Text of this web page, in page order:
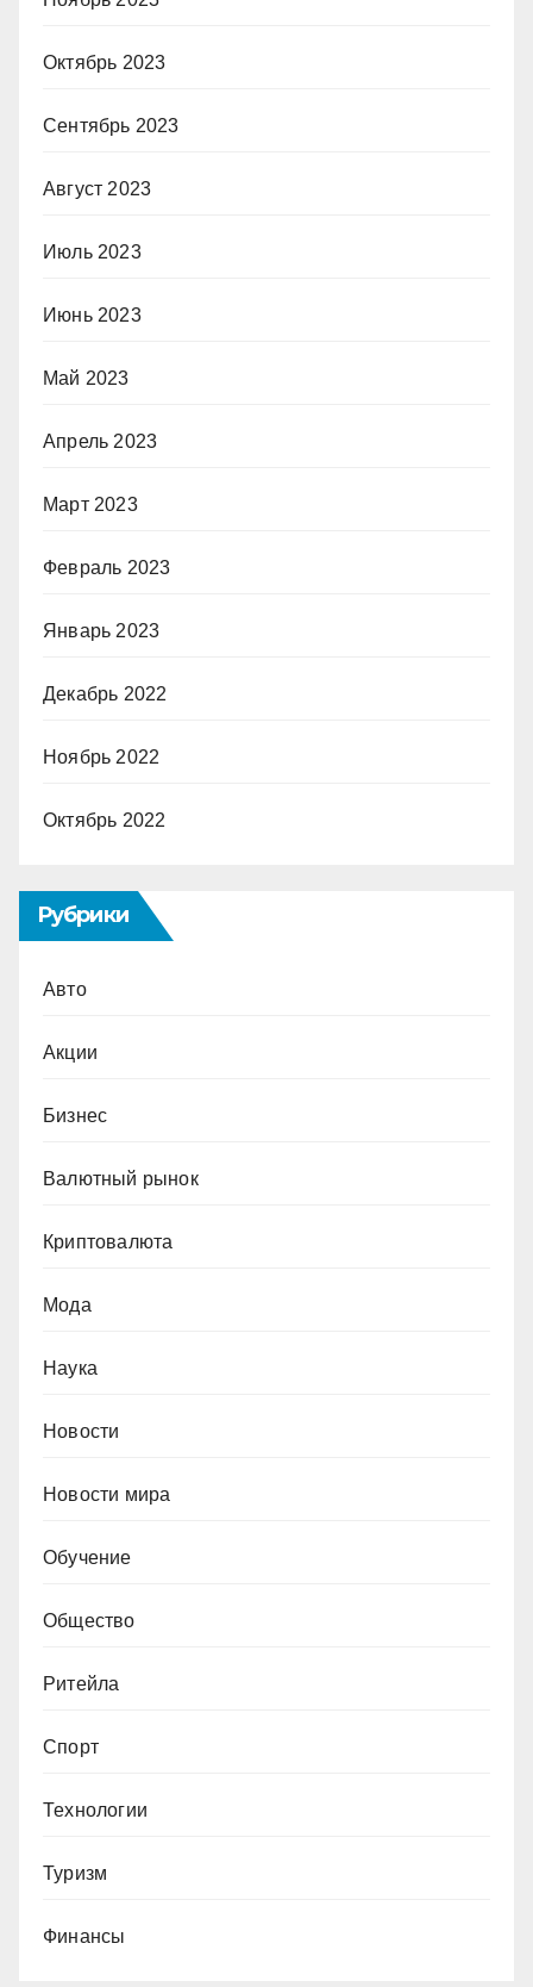
Октябрь 2023
Сентябрь 2023
Август 2023
Июль 2023
Июнь 2023
Май 2023
Апрель 2023
Март 2023
Февраль 2023
Январь 2023
Декабрь 2022
Ноябрь 2022
Октябрь 2022
Рубрики
Авто
Акции
Бизнес
Валютный рынок
Криптовалюта
Мода
Наука
Новости
Новости мира
Обучение
Общество
Ритейла
Спорт
Технологии
Туризм
Финансы